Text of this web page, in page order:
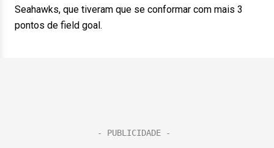
Seahawks, que tiveram que se conformar com mais 3
pontos de field goal.